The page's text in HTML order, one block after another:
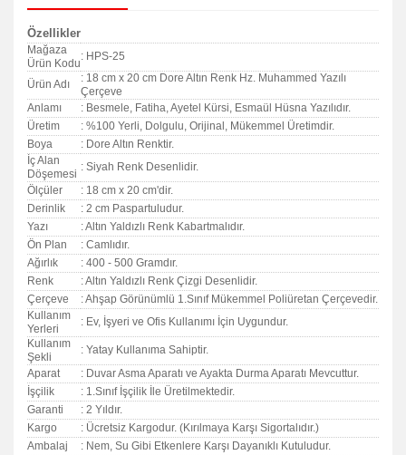
Özellikler
Mağaza
Ürün Kodu
: HPS-25
Ürün Adı
: 18 cm x 20 cm Dore Altın Renk Hz. Muhammed Yazılı
Çerçeve
Anlamı
: Besmele, Fatiha, Ayetel Kürsi, Esmaül Hüsna Yazılıdır.
Üretim
: %100 Yerli, Dolgulu, Orijinal, Mükemmel Üretimdir.
Boya
: Dore Altın Renktir.
İç Alan
Döşemesi
: Siyah Renk Desenlidir.
Ölçüler
: 18 cm x 20 cm'dir.
Derinlik
: 2 cm Paspartuludur.
Yazı
: Altın Yaldızlı Renk Kabartmalıdır.
Ön Plan
: Camlıdır.
Ağırlık
: 400 - 500 Gramdır.
Renk
: Altın Yaldızlı Renk Çizgi Desenlidir.
Çerçeve
: Ahşap Görünümlü 1.Sınıf Mükemmel Poliüretan Çerçevedir.
Kullanım
Yerleri
: Ev, İşyeri ve Ofis Kullanımı İçin Uygundur.
Kullanım
Şekli
: Yatay Kullanıma Sahiptir.
Aparat
: Duvar Asma Aparatı ve Ayakta Durma Aparatı Mevcuttur.
İşçilik
: 1.Sınıf İşçilik İle Üretilmektedir.
Garanti
: 2 Yıldır.
Kargo
: Ücretsiz Kargodur. (Kırılmaya Karşı Sigortalıdır.)
Ambalaj
: Nem, Su Gibi Etkenlere Karşı Dayanıklı Kutuludur.